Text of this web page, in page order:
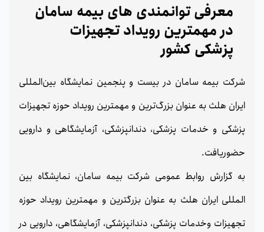
معرفی توانمندی های بیمه سامان
در مهمترین رویداد تجهیزات
پزشکی کشور
شرکت بیمه سامان در بیست و پنجمین نمایشگاه بین‌المللی
ایران هلث به عنوان بزرگ‌ترین و مهمترین رویداد حوزه تجهیزات
پزشکی و خدمات پزشکی، دندانپزشکی، آزمایشگاهی و دارویی
حضوریافت.
به گزارش روابط عمومی شرکت بیمه سامان، نمایشگاه بین‌
المللی ایران هلث به عنوان بزرگترین و مهمترین رویداد حوزه
تجهیزات وخدمات پزشکی، دندانپزشکی، آزمایشگاهی، دارویی در